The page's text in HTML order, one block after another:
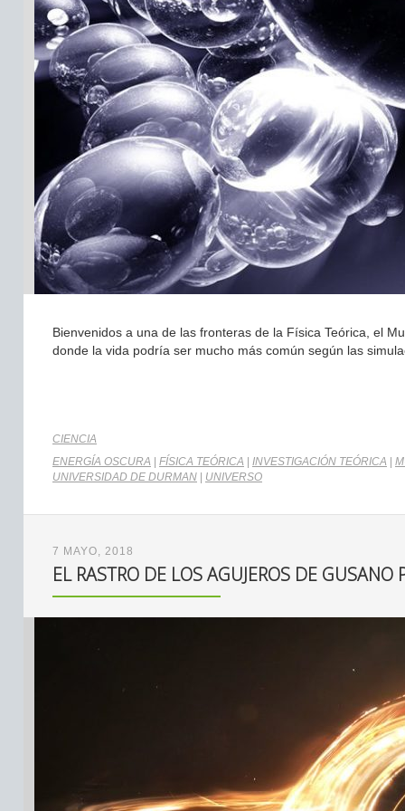
Bienvenidos a una de las fronteras de la Física Teórica, el
donde la vida podría ser mucho más común según las
CIENCIA
ENERGÍA OSCURA
FÍSICA TEÓRICA INVESTIGACIÓN TEÓRICA
UNIVERSIDAD DE DURMAN
UNIVERSO
7 MAYO, 2018
EL RASTRO DE LOS AGUJEROS DE GUSANO